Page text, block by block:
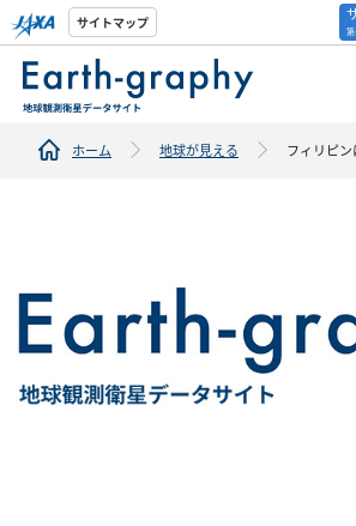
サイトマップ
ホーム 地球が見える フィリピ